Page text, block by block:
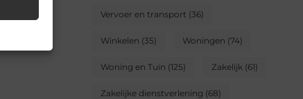
Vervoer en transport (36)
Winkelen (35) Woningen (74)
Woning en Tuin (125) Zakelijk (61)
Zakelijke dienstverlening (68)